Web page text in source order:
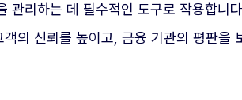
리하는 데 필수적인 도구로 작용합니
의 신뢰를 높이고, 금융 기관의 평판